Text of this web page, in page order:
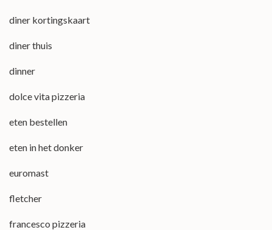
diner kortingskaart
diner thuis
dinner
dolce vita pizzeria
eten bestellen
eten in het donker
euromast
fletcher
francesco pizzeria